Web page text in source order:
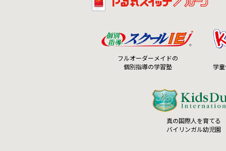
フルオーダーメイドの
個別指導の学習塾
学
真の国際人を育てる
バイリンガル幼児園